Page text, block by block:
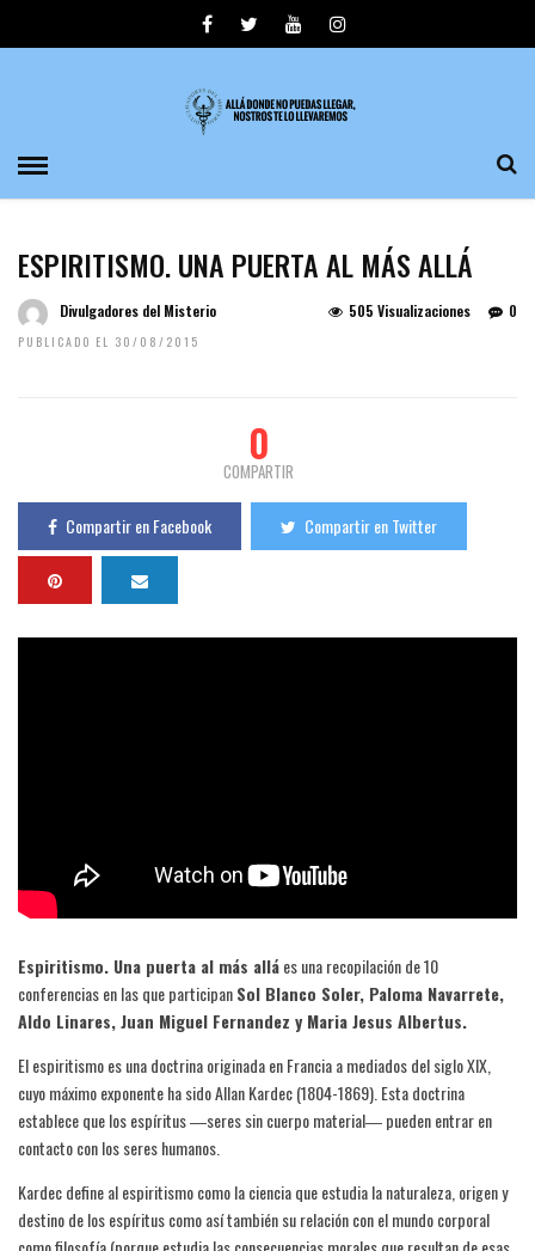
ESPIRITISMO. UNA PUERTA AL MÁS ALLÁ
Divulgadores del Misterio
PUBLICADO EL 30/08/2015
0
505 Visualizaciones
0
COMPARTIR
Compartir en Facebook Compartir en Twitter
Espiritismo. Una puerta al más alláes una recopilación de 10
conferencias en las que participanSol Blanco Soler, Paloma Navarrete,
Aldo Linares, Juan Miguel Fernandez y Maria Jesus Albertus.
El espiritismo es una doctrina originada en Francia a mediados del siglo XIX,
cuyo máximo exponente ha sido Allan Kardec (1804-1869). Esta doctrina
establece que los espíritus ―seres sin cuerpo material― pueden entrar en
contacto con los seres humanos.
Kardec define al espiritismo como la ciencia que estudia la naturaleza, origen y
destino de los espíritus como así también su relación con el mundo corporal